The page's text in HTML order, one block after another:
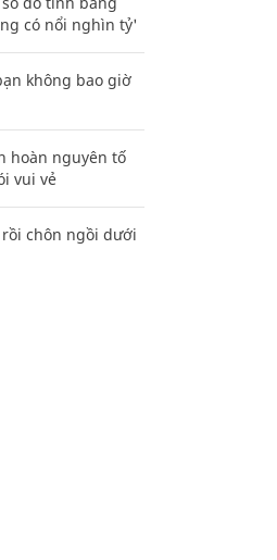
có nổi nghìn tỷ'
không bao giờ
hoàn nguyên tố
vui vẻ
chôn ngồi dưới